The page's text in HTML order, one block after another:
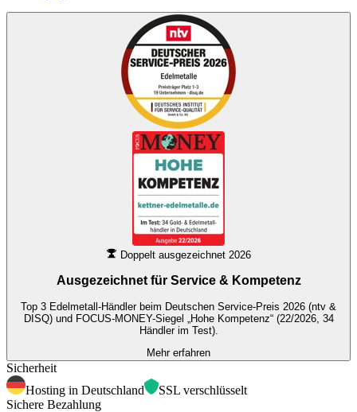
Doppelt ausgezeichnet 2026
Ausgezeichnet für Service & Kompetenz
Top 3 Edelmetall-Händler beim Deutschen Service-Preis 2026 (ntv &
DISQ) und FOCUS-MONEY-Siegel „Hohe Kompetenz“ (22/2026, 34
Händler im Test).
Mehr erfahren
Sicherheit
Hosting in Deutschland
SSL verschlüsselt
Sichere Bezahlung